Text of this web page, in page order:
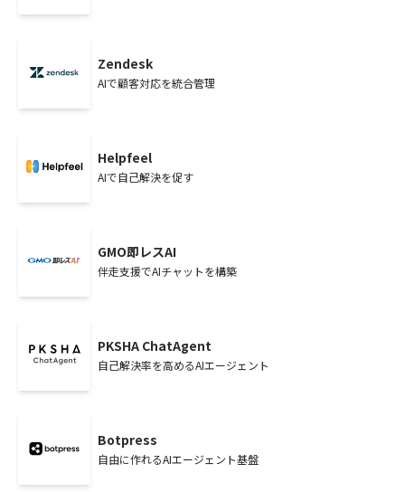
Zendesk
AIで顧客対応を統合管理
Helpfeel
AIで自己解決を促す
GMO即レスAI
伴走支援でAIチャットを構築
PKSHA ChatAgent
自己解決率を高めるAIエージェント
Botpress
自由に作れるAIエージェント基盤